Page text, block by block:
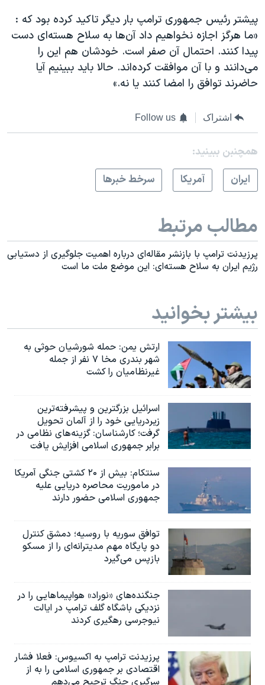
پیشتر رئیس جمهوری ترامپ بار دیگر تاکید کرده بود که :
«ما هرگز اجازه نخواهیم داد آن‌ها به سلاح هسته‌ای دست
پیدا کنند. احتمال آن صفر است. خودشان هم این را
می‌دانند و با آن موافقت کرده‌اند. حالا باید ببینیم آیا
حاضرند توافق را امضا کنند یا نه.»
اشتراک Follow us
همچنبن ببینید:
ايران
آمريکا سرخط خبرها
مطالب مرتبط
پرزیدنت ترامپ با بازنشر مقاله‌ای درباره اهمیت جلوگیری از دستیابی
رژیم ایران به سلاح هسته‌ای: این موضع ملت ما است
بیشتر بخوانید
ارتش یمن: حمله شورشیان حوثی به
شهر بندری مخا ۷ نفر از جمله
غیرنظامیان را کشت
اسرائيل بزرگترین و پیشرفته‌ترین
زیردریایی خود را از آلمان تحویل
گرفت؛ کارشناسان: گزینه‌های نظامی در
برابر جمهوری اسلامی افزایش یافت
سنتکام: بیش از ۲۰ کشتی جنگی آمریکا
در ماموریت محاصره دریایی علیه
جمهوری اسلامی حضور دارند
توافق سوریه با روسیه؛ دمشق کنترل
دو پایگاه مهم مدیترانه‌ای را از مسکو
بازپس می‌گیرد
جنگنده‌های «نوراد» هواپیماهایی را در
نزدیکی باشگاه گلف ترامپ در ایالت
نیوجرسی رهگیری کردند
پرزیدنت ترامپ به اکسیوس: فعلا فشار
اقتصادی بر جمهوری اسلامی را به از
سرگیری جنگ ترجیح می‌دهم